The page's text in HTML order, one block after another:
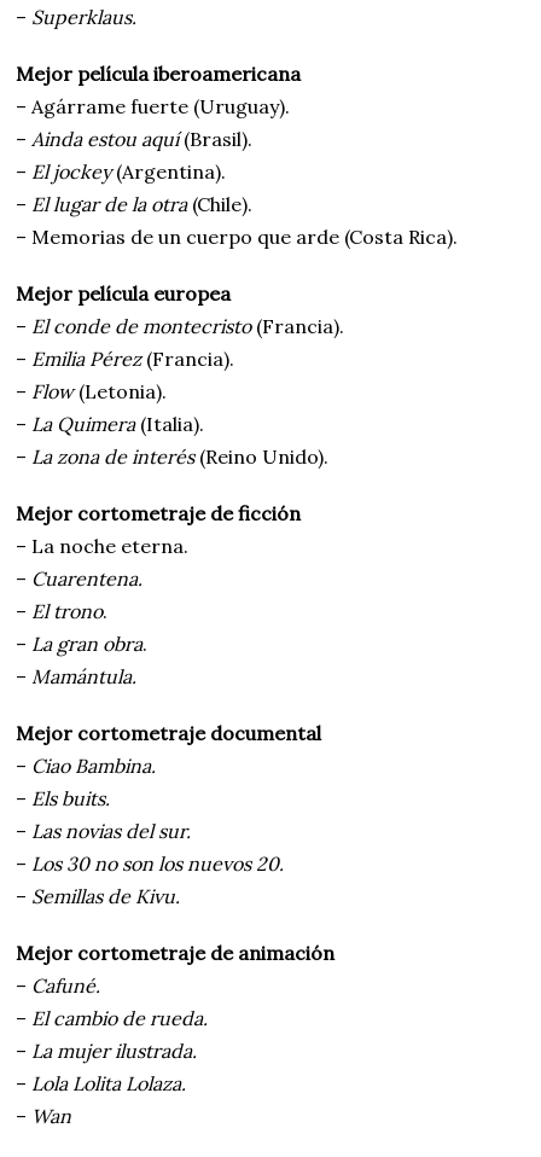
– Superklaus.
Mejor película iberoamericana
– Agárrame fuerte (Uruguay).
– Ainda estou aquí(Brasil).
– El jockey(Argentina).
– El lugar de la otra (Chile).
– Memorias de un cuerpo que arde (Costa Rica).
Mejor película europea
– El conde de montecristo (Francia).
– Emilia Pérez(Francia).
– Flow(Letonia).
– La Quimera(Italia).
– La zona de interés(Reino Unido).
Mejor cortometraje de ficción
– La noche eterna.
– Cuarentena.
– El trono.
– La gran obra.
– Mamántula.
Mejor cortometraje documental
– Ciao Bambina.
– Els buits.
– Las novias del sur.
– Los 30 no son los nuevos 20.
– Semillas de Kivu.
Mejor cortometraje de animación
– Cafuné.
– El cambio de rueda.
– La mujer ilustrada.
– Lola Lolita Lolaza.
– Wan